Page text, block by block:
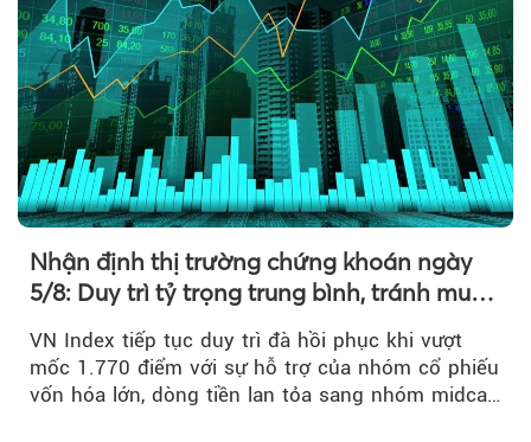
Nhận định thị trường chứng khoán ngày
5/8: Duy trì tỷ trọng trung bình, tránh mua
VN Index tiếp tục duy trì đà hồi phục khi vượt
mốc 1.770 điểm với sự hỗ trợ của nhóm cổ phiếu
vốn hóa lớn, dòng tiền lan tỏa sang nhóm midcap